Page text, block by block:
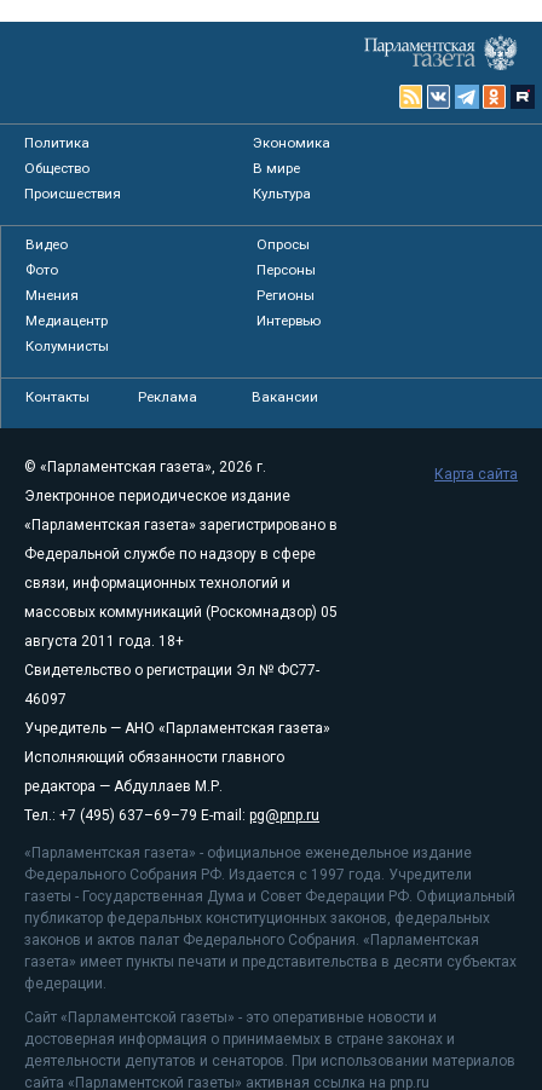
Политика
Экономика
Общество
В мире
Происшествия
Культура
Видео
Опросы
Фото
Персоны
Мнения
Регионы
Медиацентр
Интервью
Колумнисты
Контакты Реклама Вакансии
© «Парламентская газета», 2026 г.
Электронное периодическое издание
«Парламентская газета» зарегистрировано в
Федеральной службе по надзору в сфере
связи, информационных технологий и
массовых коммуникаций (Роскомнадзор) 05
августа 2011 года. 18+
Свидетельство о регистрации Эл № ФС77-
46097
Учредитель — АНО «Парламентская газета»
Исполняющий обязанности главного
редактора — Абдуллаев М.Р.
Тел.: +7 (495) 637–69–79 E-mail: pg@pnp.ru
«Парламентская газета» - официальное еженедельное издание
Федерального Собрания РФ. Издается с 1997 года. Учредители
газеты - Государственная Дума и Совет Федерации РФ. Официальный
публикатор федеральных конституционных законов, федеральных
законов и актов палат Федерального Собрания. «Парламентская
газета» имеет пункты печати и представительства в десяти субъектах
федерации.
Сайт «Парламентской газеты» - это оперативные новости и
достоверная информация о принимаемых в стране законах и
деятельности депутатов и сенаторов. При использовании материалов
сайта «Парламентской газеты» активная ссылка на pnp.ru
Карта сайта